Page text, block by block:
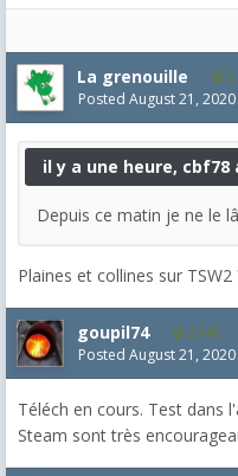
La grenouille
Posted August 21, 2020
il y a une heure, cbf78
Depuis ce matin je ne le
Plaines et collines sur TSW2
goupil74 2,545
Posted August 21, 2020
Téléch en cours. Test dans
Steam sont très